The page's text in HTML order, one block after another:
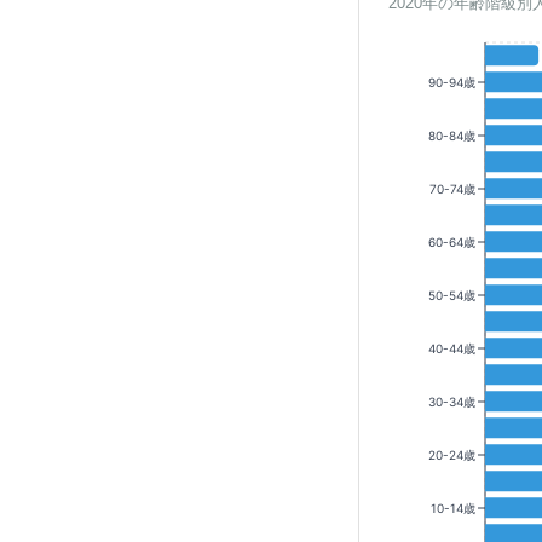
90-94歳
80-84歳
70-74歳
60-64歳
50-54歳
40-44歳
30-34歳
20-24歳
10-14歳